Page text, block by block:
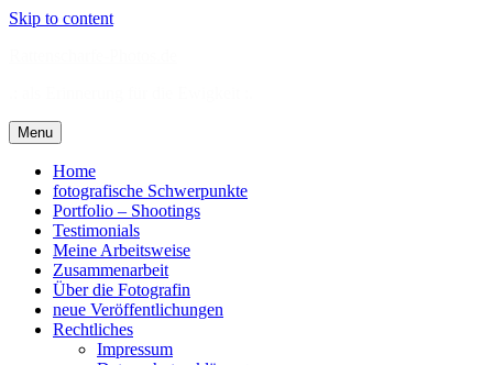
Skip to content
Menu
Home
fotografische Schwerpunkte
Portfolio – Shootings
Testimonials
Meine Arbeitsweise
Zusammenarbeit
Über die Fotografin
neue Veröffentlichungen
Rechtliches
Impressum